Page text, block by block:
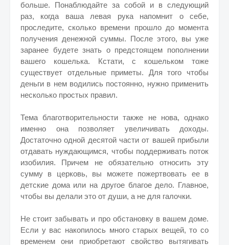
больше. Понаблюдайте за собой и в следующий
раз, когда ваша левая рука напомнит о себе,
проследите, сколько времени прошло до момента
получения денежной суммы. После этого, вы уже
заранее будете знать о предстоящем пополнении
вашего кошелька. Кстати, с кошельком тоже
существует отдельные приметы. Для того чтобы
деньги в нем водились постоянно, нужно применить
несколько простых правил.
Тема благотворительности также не нова, однако
именно она позволяет увеличивать доходы.
Достаточно одной десятой части от вашей прибыли
отдавать нуждающимся, чтобы поддерживать поток
изобилия. Причем не обязательно относить эту
сумму в церковь, вы можете пожертвовать ее в
детские дома или на другое благое дело. Главное,
чтобы вы делали это от души, а не для галочки.
Не стоит забывать и про обстановку в вашем доме.
Если у вас накопилось много старых вещей, то со
временем они приобретают свойство вытягивать